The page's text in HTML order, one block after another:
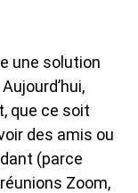
une solution
que ce soit
des amis ou
(parce
Zoom,